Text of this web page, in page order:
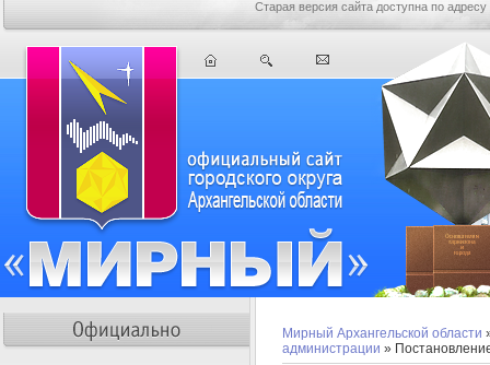
Старая версия сайта доступна по адресу
Мирный Архангельской области
администрации »